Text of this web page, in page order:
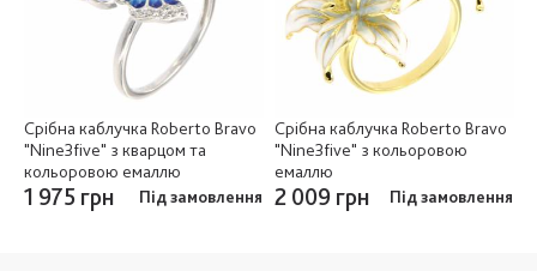
Срібна каблучка Roberto Bravo
"Nine3five" з кварцом та
кольоровою емаллю
1 975 грн Під замовлення
Срібна каблучка Roberto Bravo
"Nine3five" з кольоровою
емаллю
2 009 грн Під замовлення